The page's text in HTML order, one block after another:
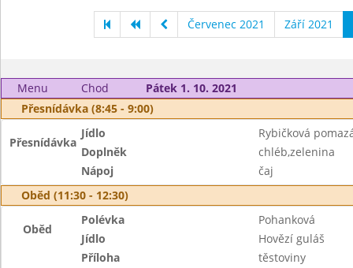
Červenec 2021 Září 2021
Menu Chod
Pátek 1. 10. 2021
Přesnídávka (8:45 - 9:00)
Přesnídávka
Jídlo
Rybičková
Doplněk
chléb,zelenina
Nápoj
čaj
Oběd (11:30 - 12:30)
Oběd
Polévka
Pohanková
Jídlo
Hovězí guláš
Příloha
těstoviny